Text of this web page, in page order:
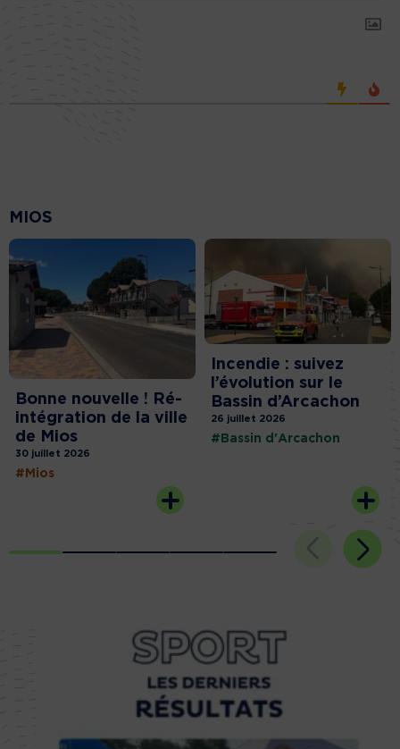
MIOS
Bonne nouvelle ! Ré-
intégration de la ville
de Mios
30 juillet 2026
#Mios
Incendie : suivez
l’évolution sur le
Bassin d’Arcachon
26 juillet 2026
#Bassin d'Arcachon